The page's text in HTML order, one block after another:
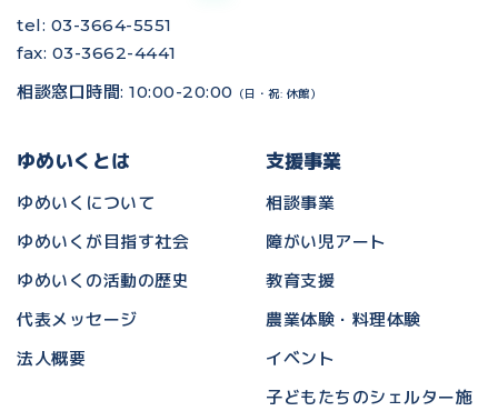
tel: 03-3664-5551
fax: 03-3662-4441
相談窓口時間: 10:00-20:00
（日・祝: 休館）
ゆめいくとは
ゆめいくについて
ゆめいくが目指す社会
ゆめいくの活動の歴史
代表メッセージ
法人概要
支援事業
相談事業
障がい児アート
教育支援
農業体験・料理体験
イベント
子どもたちのシェルター施